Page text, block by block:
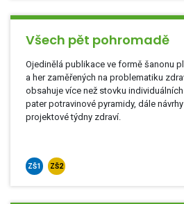
Všech pět pohromadě
Ojedinělá publikace ve formě šanonu
a her zaměřených na problematiku
obsahuje více než stovku
pater potravinové pyramidy, dále
projektové týdny zdraví.
ZŠ1 ZŠ2